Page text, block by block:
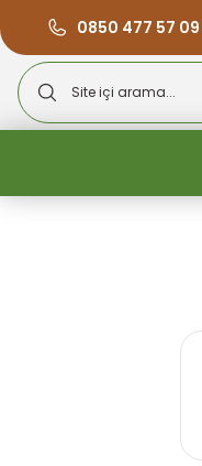
0850 477 57 09